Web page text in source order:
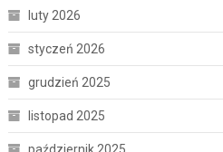
luty 2026
styczeń 2026
grudzień 2025
listopad 2025